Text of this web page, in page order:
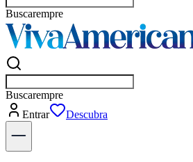
Buscarempresas em Americana
Buscarempresas em Americana
Entrar
Flash